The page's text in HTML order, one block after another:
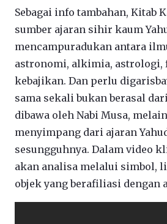
Sebagai info tambahan, Kitab
sumber ajaran sihir kaum
mencampuradukan antara
astronomi, alkimia, astrologi,
kebajikan. Dan perlu
sama sekali bukan berasal
dibawa oleh Nabi Musa,
menyimpang dari ajaran
sesungguhnya. Dalam video
akan analisa melalui simbol,
objek yang berafiliasi dengan